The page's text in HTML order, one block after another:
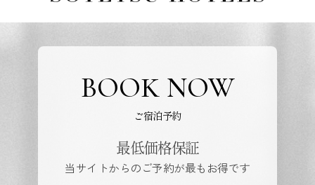
BOOK NOW
ご宿泊予約
最低価格保証
当サイトからのご予約が最もお得です